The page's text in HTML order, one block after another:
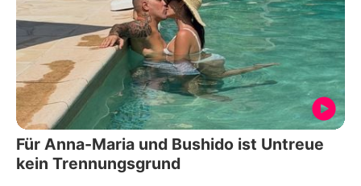
Für Anna-Maria und Bushido ist Untreue
kein Trennungsgrund